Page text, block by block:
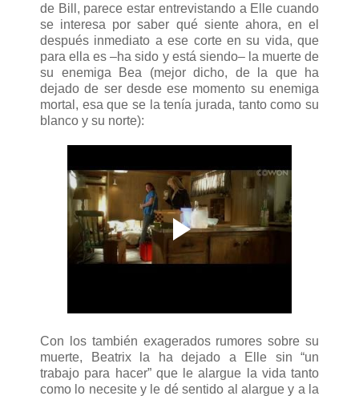
de Bill, parece estar entrevistando a Elle cuando
se interesa por saber qué siente ahora, en el
después inmediato a ese corte en su vida, que
para ella es –ha sido y está siendo– la muerte de
su enemiga Bea (mejor dicho, de la que ha
dejado de ser desde ese momento su enemiga
mortal, esa que se la tenía jurada, tanto como su
blanco y su norte):
Con los también exagerados rumores sobre su
muerte, Beatrix la ha dejado a Elle sin “un
trabajo para hacer” que le alargue la vida tanto
como lo necesite y le dé sentido al alargue y a la